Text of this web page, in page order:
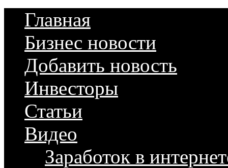
Главная
Бизнес новости
Добавить новость
Инвесторы
Статьи
Видео
Заработок в